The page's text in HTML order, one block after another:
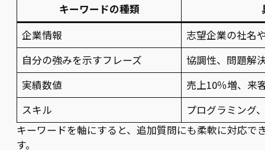
キーワードの種類
企業情報
志望企業の社名
自分の強みを示すフレーズ
協調性、問題解
実績数値
売上10％増、来
スキル
プログラミング
キーワードを軸にすると、追加質問にも柔軟に対応で
す。